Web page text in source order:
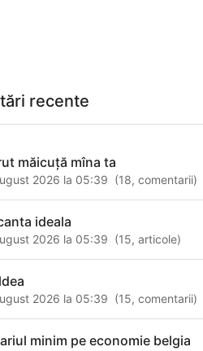
recente
măicuţă mîna ta
2026 la 05:39 (18,comentarii)
ideala
2026 la 05:39 (15,articole)
2026 la 05:39 (15,comentarii)
minim pe economie belgia